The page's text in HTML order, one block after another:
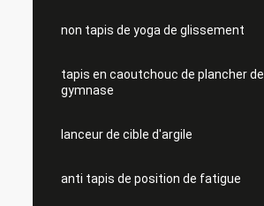
non tapis de yoga de glissement
tapis en caoutchouc de plancher de
gymnase
lanceur de cible d'argile
anti tapis de position de fatigue